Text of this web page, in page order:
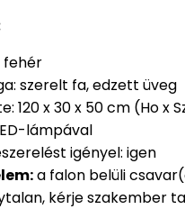
fehér
szerelt fa, edzett üveg
120 x 30 x 50 cm (Ho x
lámpával
igényel: igen
a falon belüli
kérje szakember